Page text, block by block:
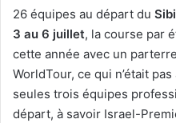
26 équipes au départ du
3 au 6 juillet, la course par
cette année avec un
WorldTour, ce qui n’était
seules trois équipes
départ, à savoir Israel-